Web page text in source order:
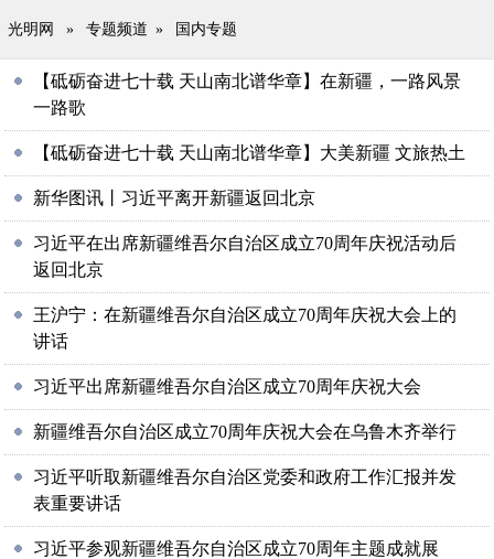
光明网 » 专题频道 » 国内专题
【砥砺奋进七十载 天山南北谱华章】在新疆，一路风景
一路歌
【砥砺奋进七十载 天山南北谱华章】大美新疆 文旅热土
新华图讯丨习近平离开新疆返回北京
习近平在出席新疆维吾尔自治区成立70周年庆祝活动后
返回北京
王沪宁：在新疆维吾尔自治区成立70周年庆祝大会上的
讲话
习近平出席新疆维吾尔自治区成立70周年庆祝大会
新疆维吾尔自治区成立70周年庆祝大会在乌鲁木齐举行
习近平听取新疆维吾尔自治区党委和政府工作汇报并发
表重要讲话
习近平参观新疆维吾尔自治区成立70周年主题成就展